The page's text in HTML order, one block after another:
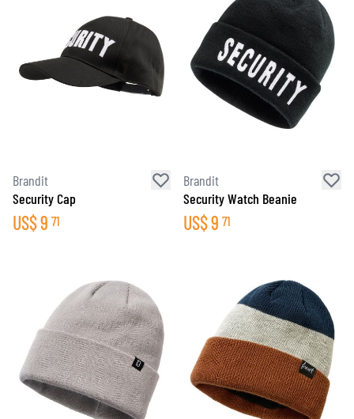
Brandit
Security Cap
US$9 71
Brandit
Security Watch Beanie
US$9 71